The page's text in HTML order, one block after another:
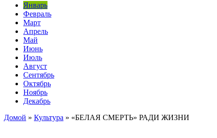
Январь
Февраль
Март
Апрель
Май
Июнь
Июль
Август
Сентябрь
Октябрь
Ноябрь
Декабрь
Домой » Культура » «БЕЛАЯ СМЕРТЬ» РАДИ ЖИЗНИ